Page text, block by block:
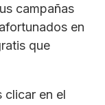
campañas
en
que
clicar en el